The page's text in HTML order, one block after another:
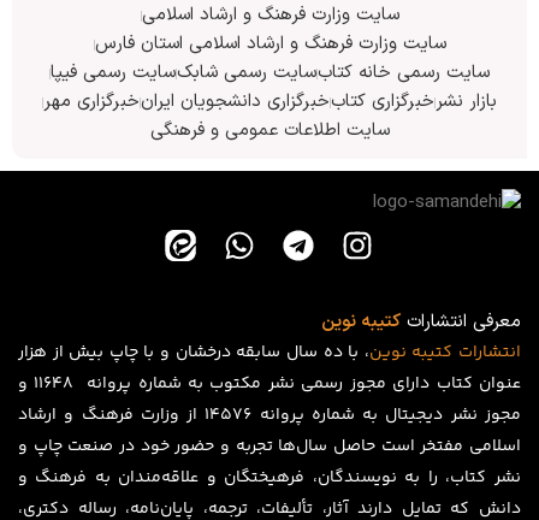
سایت وزارت فرهنگ و ارشاد اسلامی
سایت وزارت فرهنگ و ارشاد اسلامی استان فارس
سایت رسمی خانه کتابسایت رسمی شابکسایت رسمی فیپا
بازار نشرخبرگزاری کتابخبرگزاری دانشجویان ایرانخبرگزاری مهر
سایت اطلاعات عمومی و فرهنگی
معرفی انتشاراتکتیبه نوین
انتشارات کتیبه نوین، با ده سال سابقه درخشان و با چاپ بیش از هزار
عنوان کتاب دارای مجوز رسمی نشر مکتوب به شماره پروانه ۱۱۶۴۸ و
مجوز نشر دیجیتال به شماره پروانه 14576 از وزارت فرهنگ و ارشاد
اسلامی مفتخر است حاصل سال‌ها تجربه و حضور خود در صنعت چاپ و
نشر کتاب، را به نویسندگان، فرهیختگان و علاقه‌مندان به فرهنگ و
دانش که تمایل دارند آثار، تألیفات، ترجمه، پایان‌نامه، رساله دکتری،